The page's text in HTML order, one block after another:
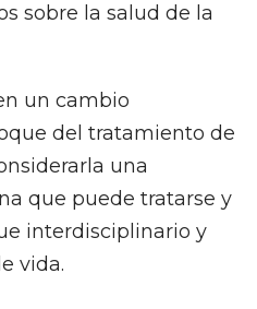
sobre la salud de la
un cambio
del tratamiento de
una
que puede tratarse y
interdisciplinario y
vida.